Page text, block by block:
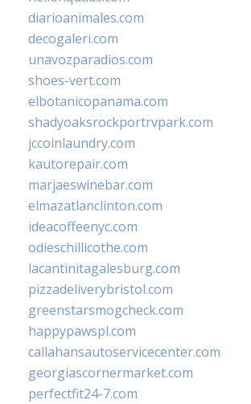
diarioanimales.com
decogaleri.com
unavozparadios.com
shoes-vert.com
elbotanicopanama.com
shadyoaksrockportrvpark.com
jccoinlaundry.com
kautorepair.com
marjaeswinebar.com
elmazatlanclinton.com
ideacoffeenyc.com
odieschillicothe.com
lacantinitagalesburg.com
pizzadeliverybristol.com
greenstarsmogcheck.com
happypawspl.com
callahansautoservicecenter.com
georgiascornermarket.com
perfectfit24-7.com